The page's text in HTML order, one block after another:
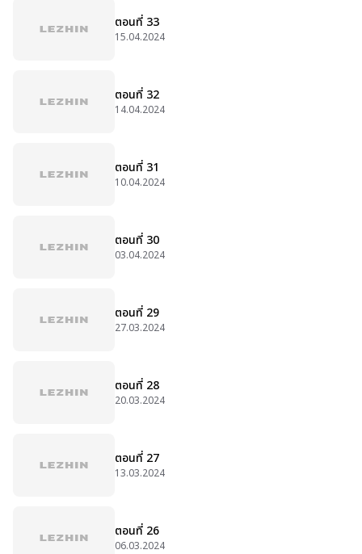
ตอนที่ 33
15.04.2024
ตอนที่ 32
14.04.2024
ตอนที่ 31
10.04.2024
ตอนที่ 30
03.04.2024
ตอนที่ 29
27.03.2024
ตอนที่ 28
20.03.2024
ตอนที่ 27
13.03.2024
ตอนที่ 26
06.03.2024